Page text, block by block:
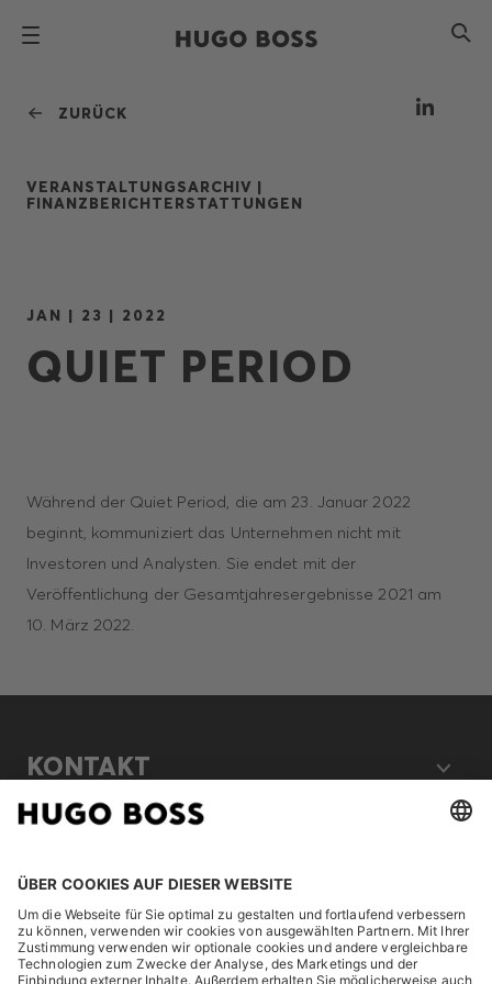
ZURÜCK
VERANSTALTUNGSARCHIV |
FINANZBERICHTERSTATTUNGEN
JAN | 23 | 2022
QUIET PERIOD
Während der Quiet Period, die am 23. Januar 2022
beginnt, kommuniziert das Unternehmen nicht mit
Investoren und Analysten. Sie endet mit der
Veröffentlichung der Gesamtjahresergebnisse 2021 am
10. März 2022.
KONTAKT
ENTDECKEN